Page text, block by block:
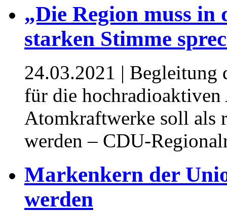
„Die Region muss in
starken Stimme
24.03.2021 | Begleitung
für die
Atomkraftwerke soll als
werden – CDU-
Markenkern der
werden